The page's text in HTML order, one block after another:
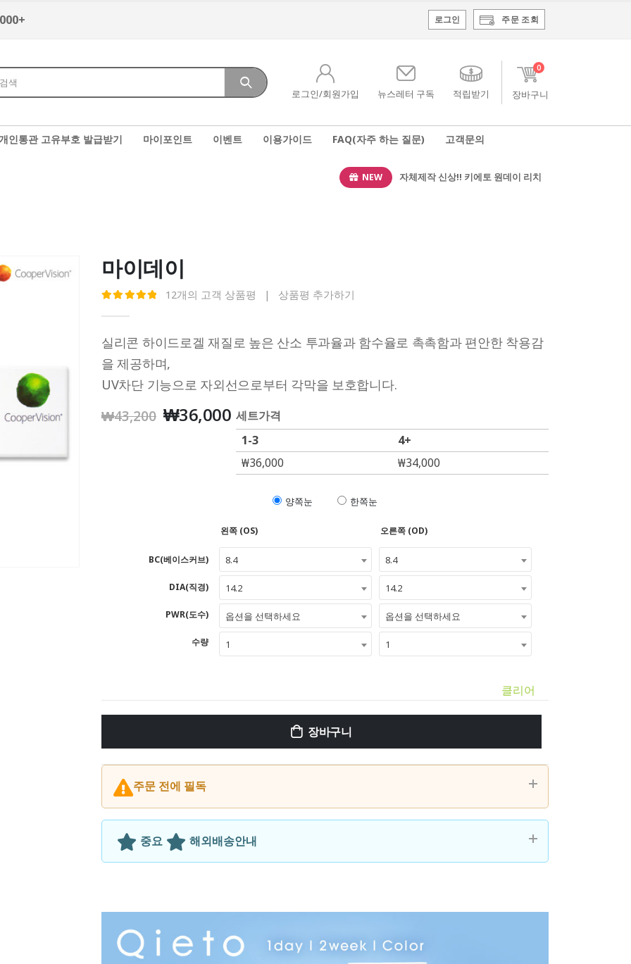
주문 조회
로그인
로그인/회원가입 뉴스레터 구독 적립받기
0
인통관 고유부호 발급받기 마이포인트 이벤트 이용가이드 FAQ(자주 하는 질문) 고객문의
NEW 자체제작 신상!! 키에토 원데이 리치
마이데이
12개의 고객 상품평 | 상품평 추가하기
실리콘 하이드로겔 재질로 높은 산소 투과율과 함수율로 촉촉함과 편안한 착용감
을 제공하며,
UV차단 기능으로 자외선으로부터 각막을 보호합니다.
₩43,200 ₩36,000 세트가격
1-3
4+
₩36,000 ₩34,000
양쪽눈 한쪽눈
BC(베이스커브)
DIA(직경)
PWR(도수)
수량
왼쪽 (OS)
8.4
14.2
옵션을 선택하세요
1
오른쪽 (OD)
8.4
14.2
옵션을 선택하세요
1
클리어
장바구니
주문 전에 필독
■ 주문내용에 따라 2박스 이상으로 분할 배송되는 경우가 있습니다.
■ 주문금액이 10만원 이상인데 배송비가 청구되었다면
1. 제품 갯수를 8개 이하로 조정하거나
추가적인 문의사항은 고객문의로 연락주세요.
중요 해외배송안내
2. ePacket으로 발송을 하고 우체국을 통해
송완료까지 약 1~2주 정도
가 소요됩니다.